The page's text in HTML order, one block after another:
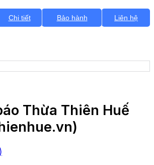
Chi tiết Bảo hành Liên hệ
Thừa Thiên Huế